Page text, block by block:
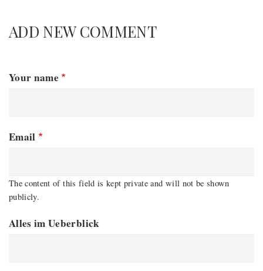
ADD NEW COMMENT
Your name
Email
The content of this field is kept private and will not be shown
publicly.
Alles im Ueberblick